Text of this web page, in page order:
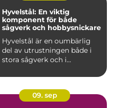
Hyvelstål: En viktig
komponent för både
sågverk och hobbysnickare
Hyvelstål är en oumbärlig
del av utrustningen både i
stora sågverk och i...
09. sep